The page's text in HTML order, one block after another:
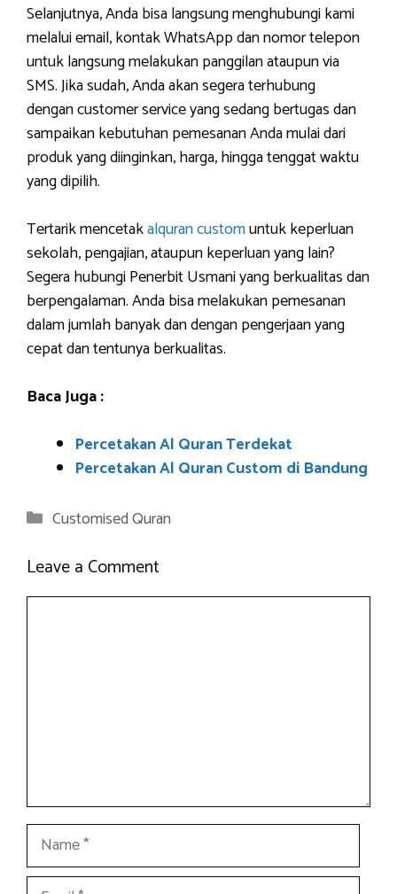
Selanjutnya, Anda bisa langsung menghubungi kami
melalui email, kontak WhatsApp dan nomor telepon
untuk langsung melakukan panggilan ataupun via
SMS. Jika sudah, Anda akan segera terhubung
dengan customer service yang sedang bertugas dan
sampaikan kebutuhan pemesanan Anda mulai dari
produk yang diinginkan, harga, hingga tenggat waktu
yang dipilih.
Tertarik mencetakalquran customuntuk keperluan
sekolah, pengajian, ataupun keperluan yang lain?
Segera hubungi Penerbit Usmani yang berkualitas dan
berpengalaman. Anda bisa melakukan pemesanan
dalam jumlah banyak dan dengan pengerjaan yang
cepat dan tentunya berkualitas.
Baca Juga :
Percetakan Al Quran Terdekat
Percetakan Al Quran Custom di Bandung
Categories
Customised Quran
Leave a Comment
Name
Email